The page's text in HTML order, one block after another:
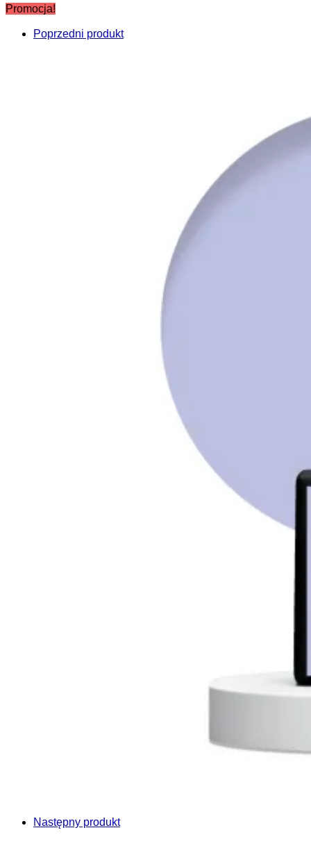
Promocja!
Poprzedni produkt
Następny produkt